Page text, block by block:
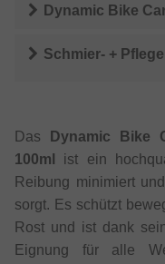
Dynamic Bike
Schmier- +
Das
Dynamic Bike
100ml
ist ein
Reibung minimiert
sorgt. Es schützt
Rost und ist dank
Eignung für alle